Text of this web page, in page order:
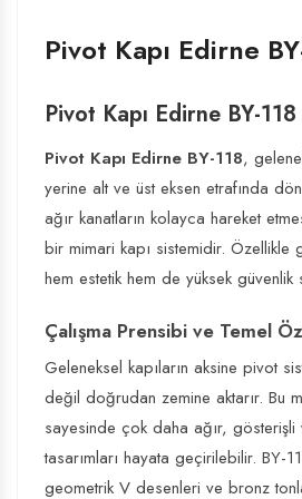
Pivot Kapı Edirne
Pivot Kapı Edirne BY-
Pivot Kapı Edirne BY-118,
yerine alt ve üst eksen etrafında
ağır kanatların kolayca hareket
bir mimari kapı sistemidir. Özellikle
hem estetik hem de yüksek güvenlik
Çalışma Prensibi ve Temel
Geleneksel kapıların aksine pivot
değil doğrudan zemine aktarır. Bu
sayesinde çok daha ağır, gösterişli
tasarımları hayata geçirilebilir. BY-
geometrik V desenleri ve bronz